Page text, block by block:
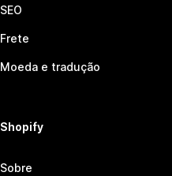
SEO
Frete
Moeda e tradução
Shopify
Sobre